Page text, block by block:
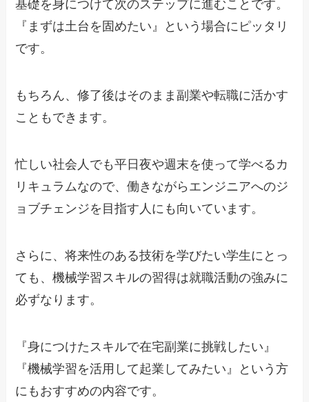
基礎を身につけて次のステップに進むことです。
『まずは土台を固めたい』という場合にピッタリ
です。
もちろん、修了後はそのまま副業や転職に活かす
こともできます。
忙しい社会人でも平日夜や週末を使って学べるカ
リキュラムなので、働きながらエンジニアへのジ
ョブチェンジを目指す人にも向いています。
さらに、将来性のある技術を学びたい学生にとっ
ても、機械学習スキルの習得は就職活動の強みに
必ずなります。
『身につけたスキルで在宅副業に挑戦したい』
『機械学習を活用して起業してみたい』という方
にもおすすめの内容です。